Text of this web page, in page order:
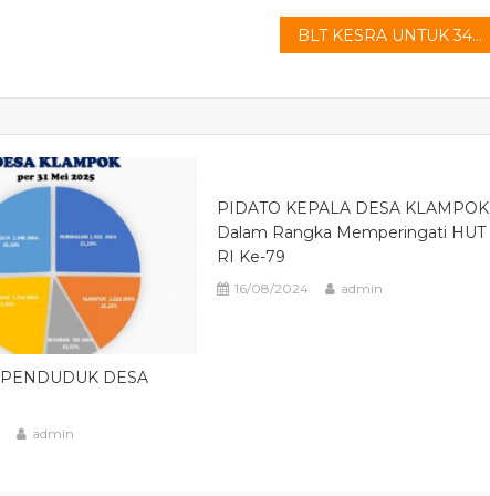
BLT KESRA UNTUK 342 KPM
DESA
admin
PIDATO KEPALA DESA KLAMPOK
Dalam Rangka Memperingati HUT
RI Ke-79
16/08/2024 admin